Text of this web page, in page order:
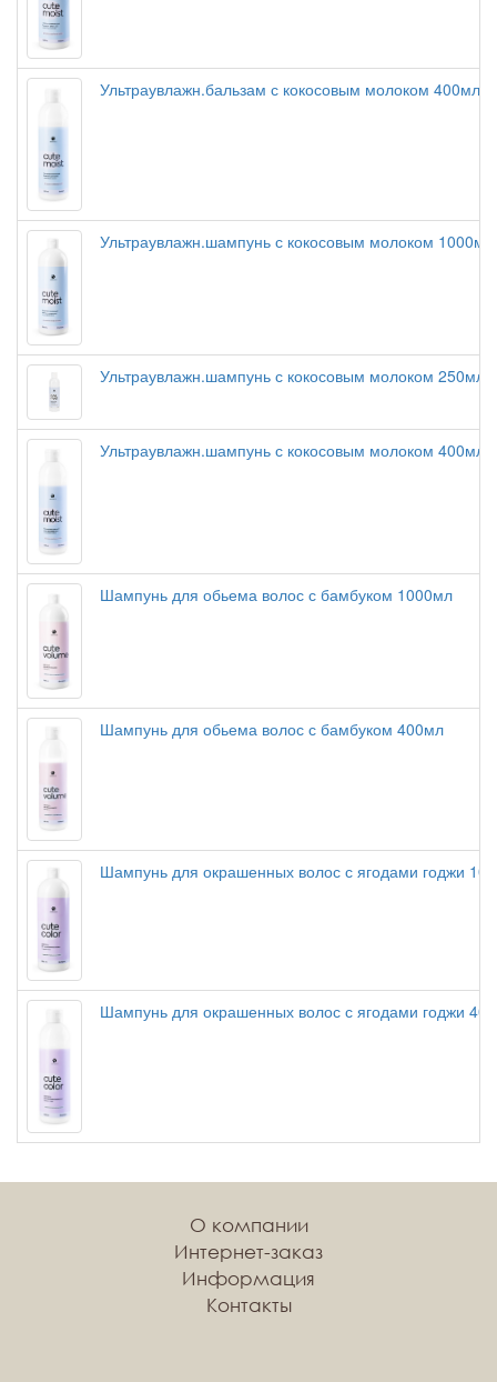
Ультраувлажн.бальзам с кокосовым молоком 400мл
Ультраувлажн.шампунь с кокосовым молоком 1000мл
Ультраувлажн.шампунь с кокосовым молоком 250мл
Ультраувлажн.шампунь с кокосовым молоком 400мл
Шампунь для обьема волос с бамбуком 1000мл
Шампунь для обьема волос с бамбуком 400мл
Шампунь для окрашенных волос с ягодами годжи
Шампунь для окрашенных волос с ягодами годжи
О компании
Интернет-заказ
Информация
Контакты